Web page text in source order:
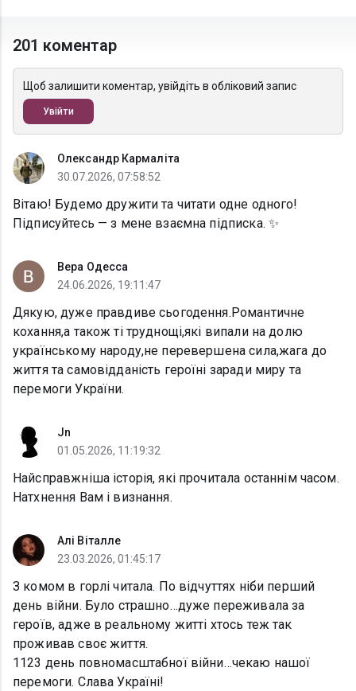
201 коментар
Щоб залишити коментар, увійдіть в обліковий запис
Увійти
Олександр Кармаліта
30.07.2026, 07:58:52
Вітаю! Будемо дружити та читати одне одного!
Підписуйтесь — з мене взаємна підписка. ✨
Вера Одесса
24.06.2026, 19:11:47
Дякую, дуже правдиве сьогодення.Романтичне
кохання,а також ті труднощі,які випали на долю
українському народу,не перевершена сила,жага до
життя та самовідданість героїні заради миру та
перемоги України.
Jn
01.05.2026, 11:19:32
Найсправжніша історія, які прочитала останнім часом.
Натхнення Вам і визнання.
Алі Віталле
23.03.2026, 01:45:17
З комом в горлі читала. По відчуттях ніби перший
день війни. Було страшно…дуже переживала за
героїв, адже в реальному житті хтось теж так
проживав своє життя.
1123 день повномасштабної війни…чекаю нашої
перемоги. Слава Україні!